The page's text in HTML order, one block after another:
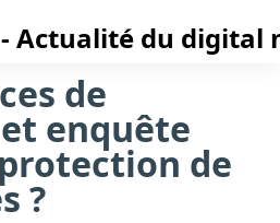
Actualité du digital
de
enquête
de
?